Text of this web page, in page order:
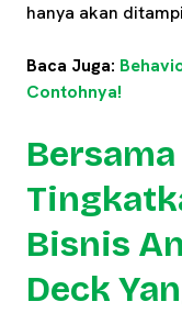
hanya akan
Baca Juga:
Contohnya!
Bersama
Bisnis
Deck